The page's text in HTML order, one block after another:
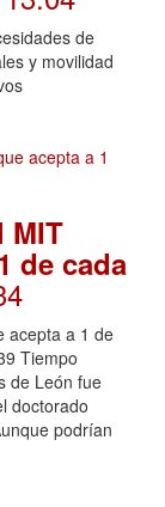
de
y movilidad
MIT
de cada
acepta a 1 de
Tiempo
de León fue
doctorado
podrían